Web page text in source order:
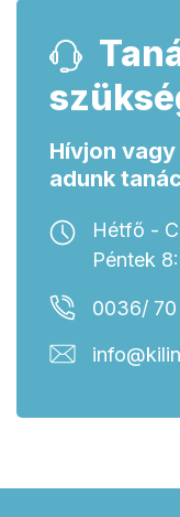
Hívjon
adunk
Hétfő -
Péntek
0036/